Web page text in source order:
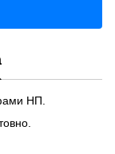
НП.